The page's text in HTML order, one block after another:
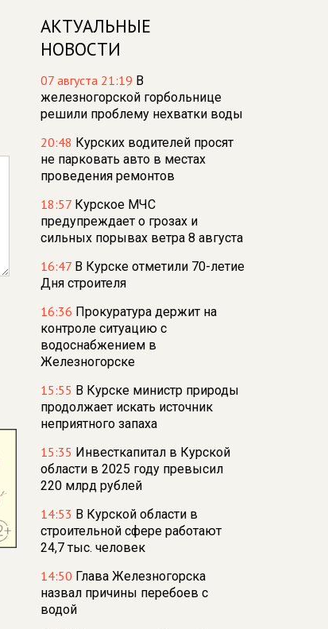
АКТУАЛЬНЫЕ
НОВОСТИ
07 августа 21:19 В
железногорской горбольнице
решили проблему нехватки воды
20:48 Курских водителей просят
не парковать авто в местах
проведения ремонтов
18:57 Курское МЧС
предупреждает о грозах и
сильных порывах ветра 8 августа
16:47 В Курске отметили 70-летие
Дня строителя
16:36 Прокуратура держит на
контроле ситуацию с
водоснабжением в
Железногорске
15:55 В Курске министр природы
продолжает искать источник
неприятного запаха
15:35 Инвесткапитал в Курской
области в 2025 году превысил
220 млрд рублей
14:53 В Курской области в
строительной сфере работают
24,7 тыс. человек
14:50 Глава Железногорска
назвал причины перебоев с
водой